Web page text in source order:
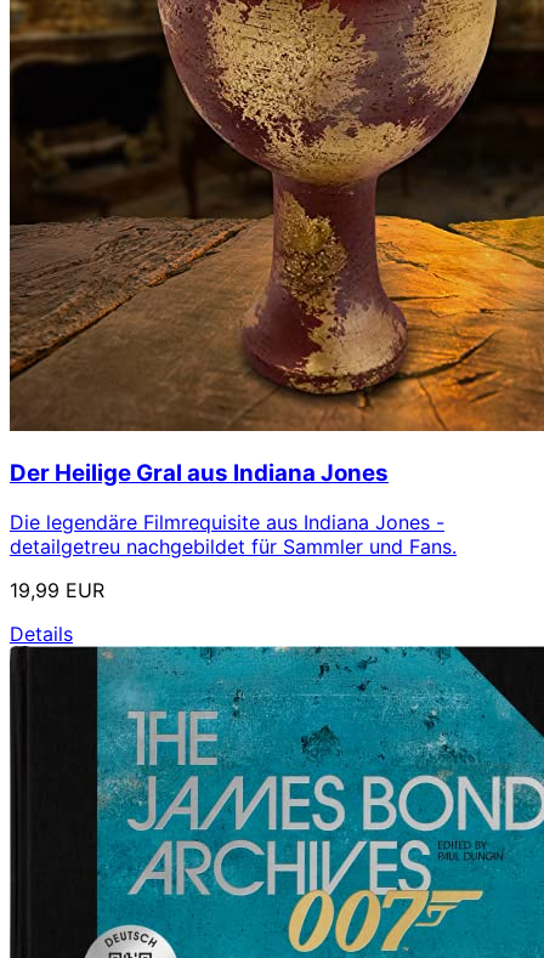
Der Heilige Gral aus Indiana Jones
Die legendäre Filmrequisite aus Indiana Jones -
detailgetreu nachgebildet für Sammler und Fans.
19,99 EUR
Details